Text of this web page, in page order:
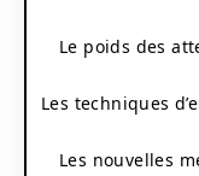
Le poids des
Les techniques
Les nouvelles